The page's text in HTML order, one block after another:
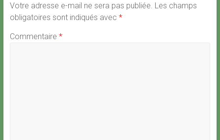
Votre adresse e-mail ne sera pas publiée. Les champs
obligatoires sont indiqués avec *
Commentaire *